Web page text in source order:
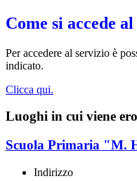
Come si accede
Per accedere al servizio è
indicato.
Clicca qui.
Luoghi in cui viene
Scuola Primaria "M.
Indirizzo